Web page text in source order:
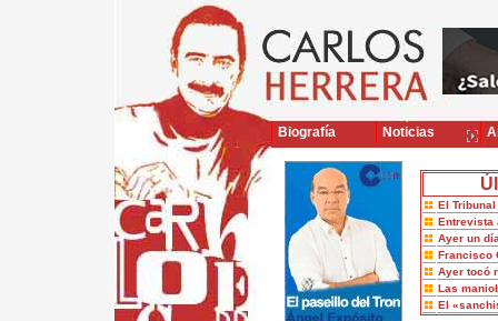
El
Entrevista
Ayer un
Francisco
Ayer tocó
Las
El
Biografía Noticias